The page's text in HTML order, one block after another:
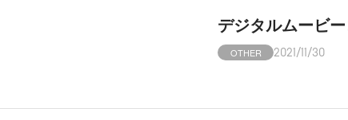
デジタルムービ
OTHER 2021/11/30